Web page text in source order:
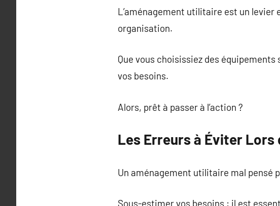
L’aménagement utilitaire est un
organisation.
Que vous choisissiez des
vos besoins.
Alors, prêt à passer à l’action ?
Les Erreurs à Éviter Lors
Un aménagement utilitaire mal pensé
Sous-estimer vos besoins : il est